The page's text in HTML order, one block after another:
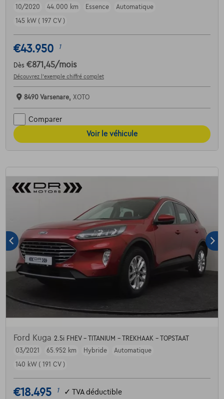
10/2020
44.000 km Essence
Automatique
145 kW ( 197 CV )
€43.950 1
Dès €871,45/mois
Découvrez l’exemple chiffré complet
8490 Varsenare, XOTO
Comparer
Voir le véhicule
Ford Kuga 2.5i FHEV - TITANIUM - TREKHAAK - TOPSTAAT
03/2021
65.952 km Hybride
Automatique
140 kW ( 191 CV )
€18.495 1 ✓ TVA déductible